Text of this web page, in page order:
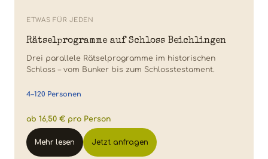
ETWAS FÜR JEDEN
Rätselprogramme auf Schloss Beichlingen
Drei parallele Rätselprogramme im historischen
Schloss – vom Bunker bis zum Schlosstestament.
4–120 Personen
ab 16,50 € pro Person
Mehr lesen Jetzt anfragen